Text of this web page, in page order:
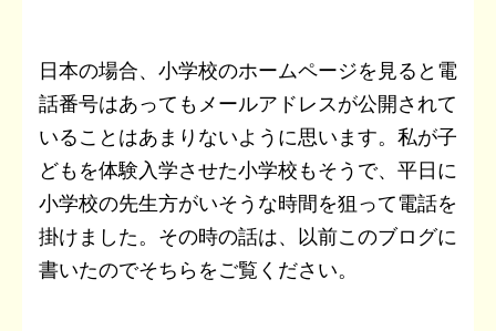
日本の場合、小学校のホームページを見ると電
話番号はあってもメールアドレスが公開されて
いることはあまりないように思います。私が子
どもを体験入学させた小学校もそうで、平日に
小学校の先生方がいそうな時間を狙って電話を
掛けました。その時の話は、以前このブログに
書いたのでそちらをご覧ください。